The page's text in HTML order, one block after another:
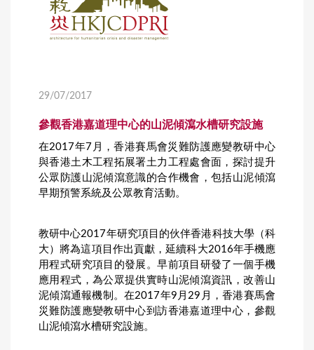
29/07/2017
參觀香港嘉道理中心的山泥傾瀉水槽研究設施
在2017年7月，香港賽馬會災難防護應變教研中心
與香港土木工程拓展署土力工程處會面，探討提升
公眾防護山泥傾瀉意識的合作機會，包括山泥傾瀉
早期預警系統及公眾教育活動。
教研中心2017年研究項目的伙伴香港科技大學（科
大）將為這項目作出貢獻，延續科大2016年手機應
用程式研究項目的發展。早前項目研發了一個手機
應用程式，為公眾提供實時山泥傾瀉資訊，改善山
泥傾瀉通報機制。在2017年9月29月，香港賽馬會
災難防護應變教研中心到訪香港嘉道理中心，參觀
山泥傾瀉水槽研究設施。